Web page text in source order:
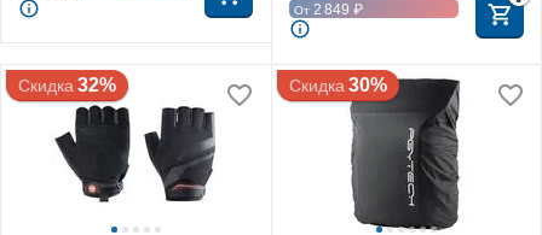
От 2 849 ₽
Скидка 32% Скидка 30%